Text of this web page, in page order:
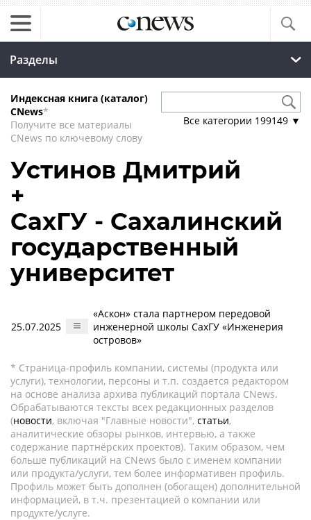
Разделы
Индексная книга (каталог)
CNews*
Получите все материалы
CNews по ключевому слову
Все категории 199149 ▼
Устинов Дмитрий
+
СахГУ - Сахалинский
государственный
университет
25.07.2025
«Аскон» стала партнером передовой
инженерной школы СахГУ «Инженерия
островов»
* Страница-профиль компании, системы (продукта или
услуги), технологии, персоны и т.п. создается редактором
на основе анализа архива публикаций портала CNews.
Обрабатываются тексты всех редакционных разделов
(новости, включая "Главные новости", статьи,
аналитические обзоры рынков, интервью, а также
содержание партнёрских проектов). Таким образом, чем
больше публикаций на CNews было с именем компании
или продукта/услуги, тем более информативен профиль.
Профиль может быть дополнен (обогащен) дополнительной
информацией, в т.ч. презентацией о компании или
продукте/услуге.